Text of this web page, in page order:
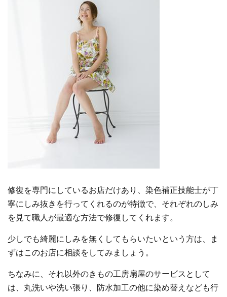
修復を専門にしているお店だけあり、染色補正技能士が丁
寧にしみ抜きを行ってくれるのが特徴で、それぞれのしみ
を見て職人が最適な方法で修復してくれます。
少しでも綺麗にしみを無くしてもらいたいという方は、ま
ずはこのお店に相談をしてみましょう。
ちなみに、それ以外のきもの工房扇屋のサービスとして
は、丸洗いや洗い張り、防水加工の他に染め替えなども行